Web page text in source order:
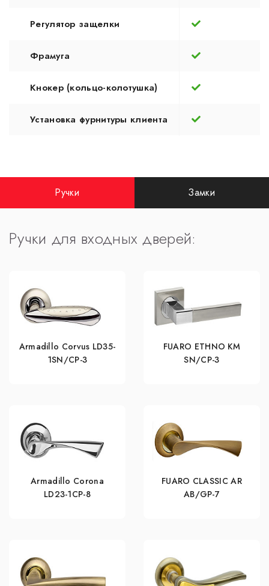
Регулятор защелки
Фрамуга
Кнокер (кольцо-колотушка)
Установка фурнитуры клиента
Ручки Замки
Ручки для входных дверей:
Armadillo Corvus LD35-
1SN/CP-3
FUARO ETHNO KM
SN/CP-3
Armadillo Corona
LD23-1CP-8
FUARO CLASSIC AR
AB/GP-7